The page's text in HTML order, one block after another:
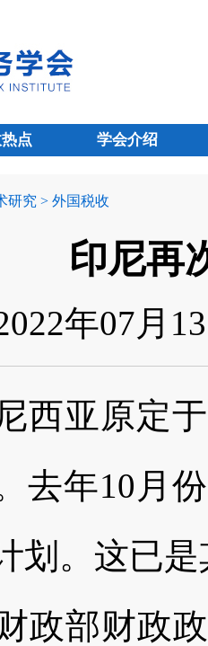
点 学会介绍
研究 > 外国税收
印尼再
年07月
亚原定于
去年10月
划。这已
部财政政